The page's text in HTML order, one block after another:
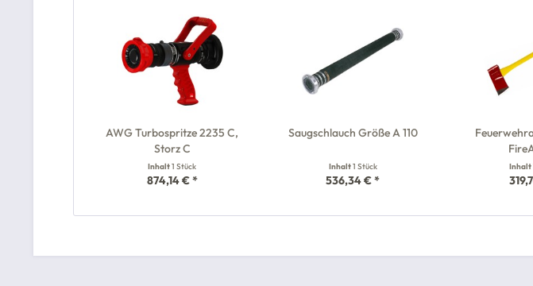
AWG Turbospritze 2235 C,
Storz C
Inhalt1 Stück
874,14 € *
Saugschlauch Größe A 110
Inhalt1 Stück
536,34 € *
Inhalt